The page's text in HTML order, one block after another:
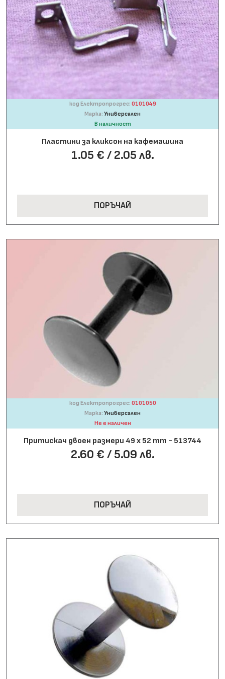
код Електропрогрес: 0101049
Марка: Универсален
В наличност
Пластини за кликсон на кафемашина
1.05 € / 2.05 лв.
ПОРЪЧАЙ
код Електропрогрес: 0101050
Марка: Универсален
Не е наличен
Притискач двоен размери 49 х 52 mm - 513744
2.60 € / 5.09 лв.
ПОРЪЧАЙ